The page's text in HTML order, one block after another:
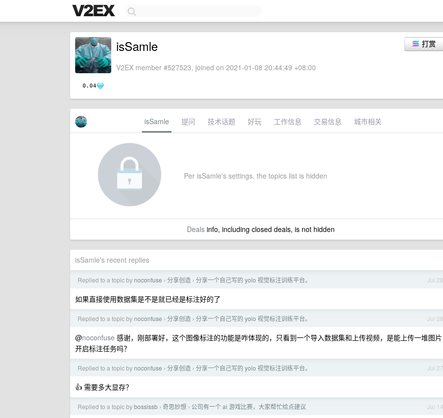
0.04
打赏
isSamle
V2EX member #527523, joined on 2021-01-08 20:44:49 +08:00
isSamle 提问 技术话题 好玩 工作信息 交易信息 城市相关
Per isSamle's settings, the topics list is hidden
Dealsinfo, including closed deals, is not hidden
isSamle's recent replies
Jul 28
Replied to a topic by noconfuse › 分享创造 › 分享一个自己写的 yolo 视觉标注训练平台。
如果直接使用数据集是不是就已经是标注好的了
Jul 28
Replied to a topic by noconfuse › 分享创造 › 分享一个自己写的 yolo 视觉标注训练平台。
@noconfuse 感谢，刚部署好，这个图像标注的功能是咋体现的，只看到一个导入数据集和上传视频，是能上传一堆图片
开启标注任务吗？
Jul 27
Replied to a topic by noconfuse › 分享创造 › 分享一个自己写的 yolo 视觉标注训练平台。
👍 需要多大显存？
Jul 14
Replied to a topic bybossissb › 奇思妙想 › 公司有一个 ai 游戏比赛，大家帮忙给点建议